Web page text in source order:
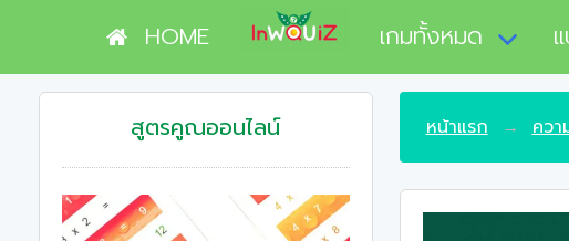
HOME เกมทั้งหมด
สูตรคูณออนไลน์ หน้าแรก ควา